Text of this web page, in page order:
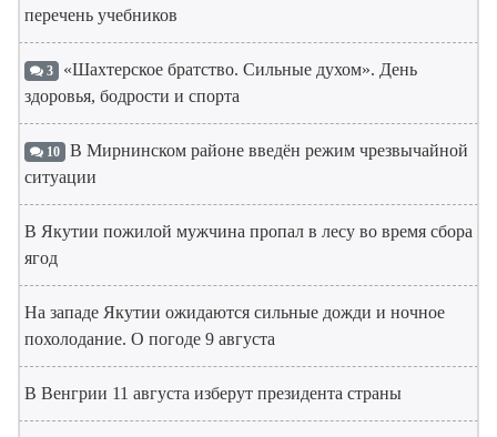
перечень учебников
3 «Шахтерское братство. Сильные духом». День
здоровья, бодрости и спорта
10 В Мирнинском районе введён режим чрезвычайной
ситуации
В Якутии пожилой мужчина пропал в лесу во время сбора
ягод
На западе Якутии ожидаются сильные дожди и ночное
похолодание. О погоде 9 августа
В Венгрии 11 августа изберут президента страны